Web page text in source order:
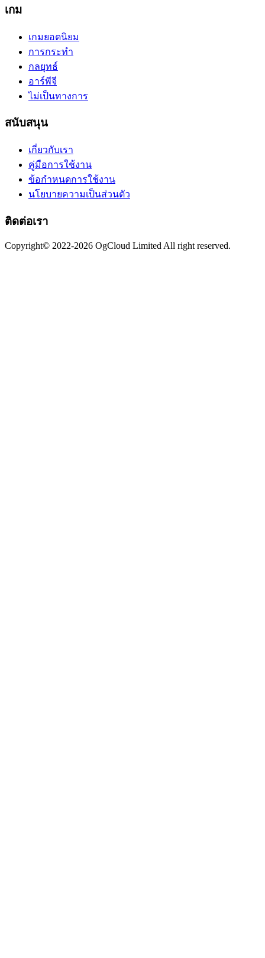
เกม
เกมยอดนิยม
การกระทำ
กลยุทธ์
อาร์พีจี
ไม่เป็นทางการ
สนับสนุน
เกี่ยวกับเรา
คู่มือการใช้งาน
ข้อกำหนดการใช้งาน
นโยบายความเป็นส่วนตัว
ติดต่อเรา
Copyright© 2022-2026 OgCloud Limited All right reserved.